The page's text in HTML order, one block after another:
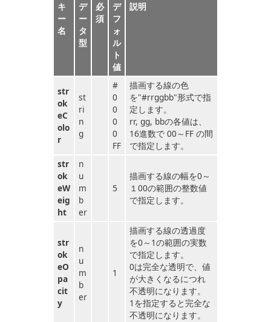
キ
ー
名
デ
ー
タ
型
必
須
デ
フ
ォ
ル
ト
値
説明
str
ok
eC
olo
r
st
ri
n
g
#
0
0
0
0
FF
描画する線の色
を"#rrggbb"形式で指
定します。
rr, gg, bbの各値は、
16進数で 00～FF の間
で指定します。
str
ok
eW
eig
ht
n
u
m
b
er
5
描画する線の幅を0～
１00の範囲の整数値
で指定します。
str
ok
eO
pa
cit
y
n
u
m
b
er
1
描画する線の透過度
を0～1の範囲の実数
で指定します。
0は完全な透明で、値
が大きくなるにつれ
不透明になります。
1を指定すると完全な
不透明になります。